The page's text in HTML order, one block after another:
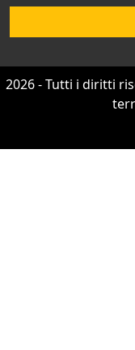
2026 - Tutti i diritti